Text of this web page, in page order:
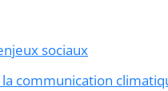
sociaux
communication